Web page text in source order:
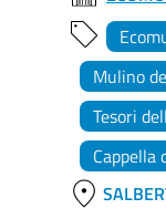
Mulino
Tesori
Cappella
location_on